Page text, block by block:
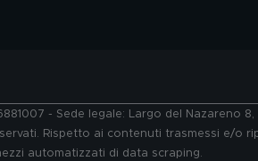
- Sede legale: Largo del
Rispetto ai contenuti trasmessi e/
automatizzati di data scraping.